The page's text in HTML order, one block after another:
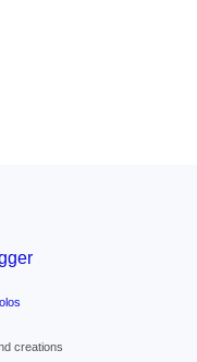
creations